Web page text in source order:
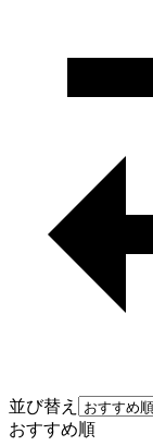
並び替え
おすすめ順